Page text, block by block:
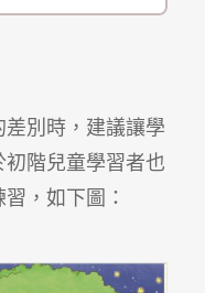
別時，建議讓學
階兒童學習者也
，如下圖：